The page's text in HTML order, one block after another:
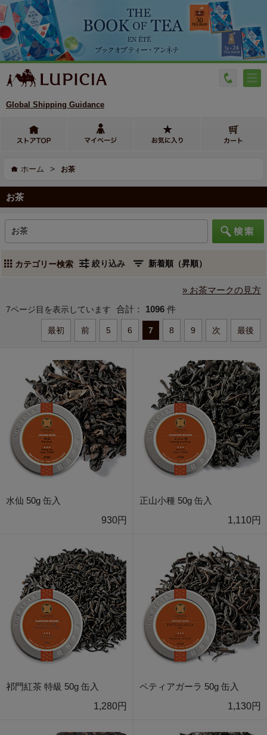
Global Shipping Guidance
ホーム > お茶
お茶
カテゴリー検索 絞り込み
» お茶マークの見方
7ページ目を表示しています 合計： 1096 件
最初 前 5 6 7 8 9 次 最後
水仙 50g 缶入
930円
正山小種 50g 缶入
1,110円
祁門紅茶 特級 50g 缶入
1,280円
ペティアガーラ 50g 缶入
1,130円